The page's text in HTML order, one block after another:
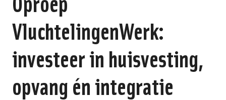
VluchtelingenWerk:
investeer in huisvesting,
opvang én integratie